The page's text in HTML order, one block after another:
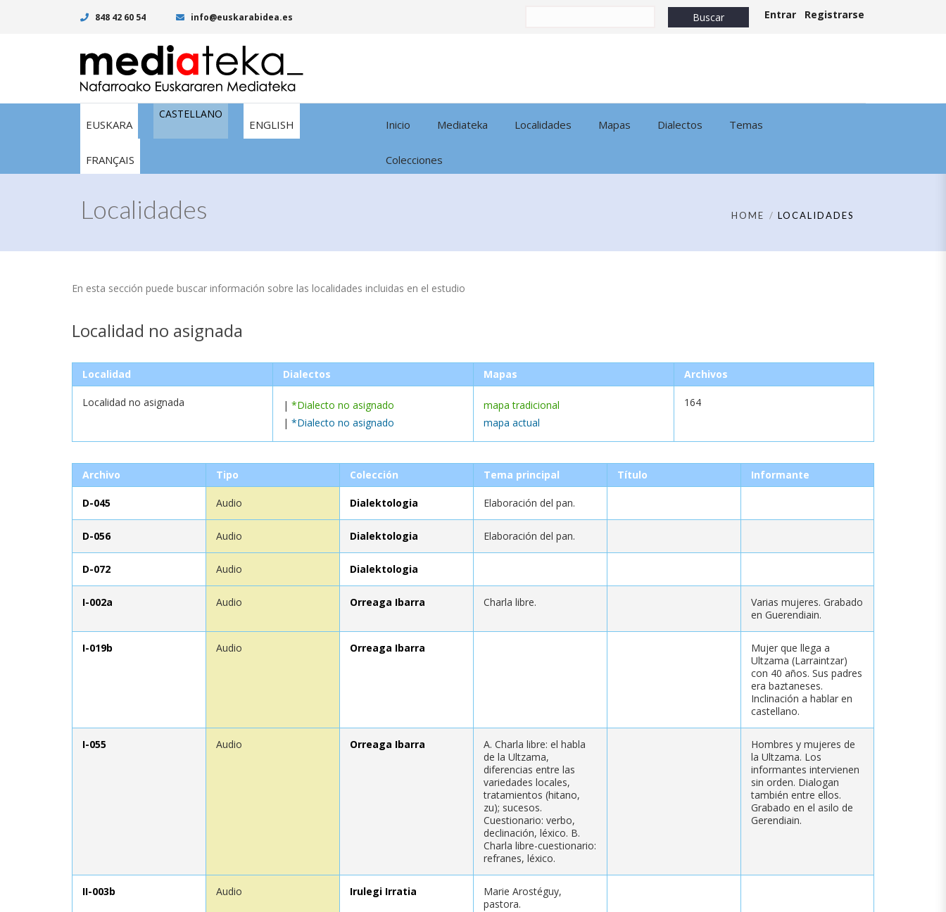
848 42 60 54 info@euskarabidea.es Entrar Registrarse
EUSKARA
CASTELLANO
ENGLISH
FRANÇAIS
Inicio Mediateka Localidades Mapas Dialectos Temas
Colecciones
Localidades HOME LOCALIDADES
En esta sección puede buscar información sobre las localidades incluidas en el estudio
Localidad no asignada
Localidad Dialectos Mapas Archivos
Localidad no asignada | *Dialecto no asignado
| *Dialecto no asignado
mapa tradicional
mapa actual
164
Archivo Tipo Colección Tema principal Título Informante
D-045 Audio Dialektologia Elaboración del pan.
D-056 Audio Dialektologia Elaboración del pan.
D-072 Audio Dialektologia
I-002a Audio Orreaga Ibarra Charla libre.
Varias mujeres. Grabado
en Guerendiain.
I-019b Audio Orreaga Ibarra
Mujer que llega a
Ultzama (Larraintzar)
con 40 años. Sus padres
era baztaneses.
Inclinación a hablar en
castellano.
I-055 Audio Orreaga Ibarra
A. Charla libre: el habla
de la Ultzama,
diferencias entre las
variedades locales,
tratamientos (hitano,
zu); sucesos.
Cuestionario: verbo,
declinación, léxico. B.
Charla libre-cuestionario:
refranes, léxico.
Hombres y mujeres de
la Ultzama. Los
informantes intervienen
sin orden. Dialogan
también entre ellos.
Grabado en el asilo de
Gerendiain.
II-003b Audio Irulegi Irratia
Marie Arostéguy,
pastora.